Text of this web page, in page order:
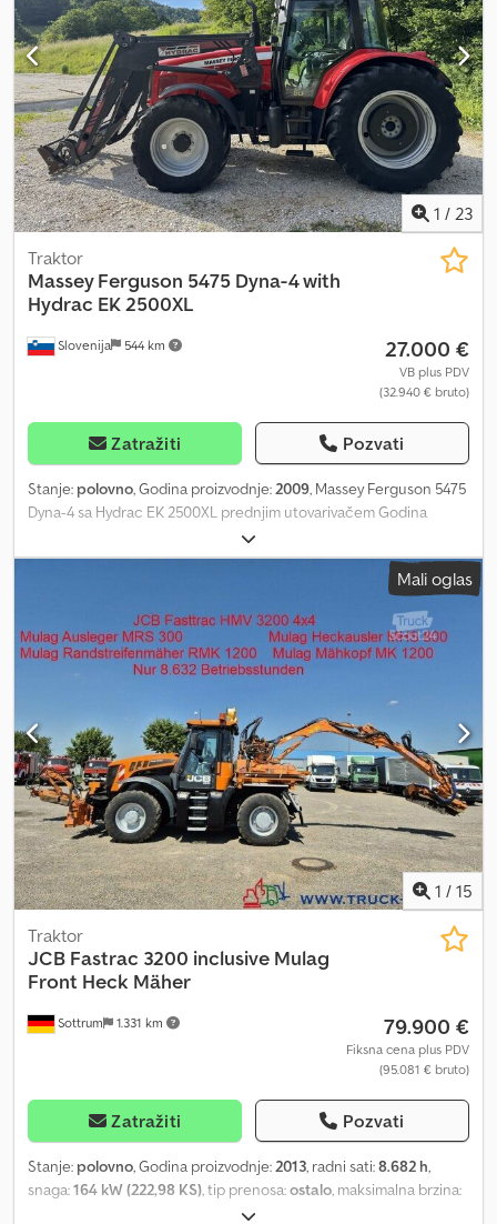
1 / 23
Slovenija 544 km
Traktor
Massey Ferguson 5475 Dyna-4 with
Hydrac EK 2500XL
27.000 €
VB plus PDV
(32.940 € bruto)
Zatražiti Pozvati
Stanje: polovno, Godina proizvodnje: 2009, Massey Ferguson 5475
Dyna-4 sa Hydrac EK 2500XL prednjim utovarivačem Godina
proizvodnje: 2009 Menjač Dyna-4, delimični power shift 16-16
Motor Perkins, 135 KS Maksimalna brzina: 40 km/h Dimenzije
pneumatika zadnje: 600/65 R38, prednje: 480/65 R28 Težina: 5400
mm/481 cm Cedpfx Aow T R Eioatsha PTO: 540/1000 3 para
hidrauličnih brzih spojki Priključak za hidraulične kočnice
prikolice Priključak za svetla prikolice Gramer kuka za prikolicu
Hydrac EK 2500XL prednji utovarivač Protok hidraulične pumpe:
110 l/min
Mali oglas
1 / 15
Sottrum 1.331 km
Traktor
JCB Fastrac 3200 inclusive Mulag
Front Heck Mäher
79.900 €
Fiksna cena plus PDV
(95.081 € bruto)
Zatražiti Pozvati
Stanje: polovno, Godina proizvodnje:2013, radni sati:8.682 h,
snaga:164 kW (222,98 KS), tip prenosa:ostalo, maksimalna brzina:
04/2013